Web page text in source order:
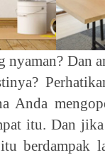
nyaman? Dan
Anda
itu. Dan
berdampak